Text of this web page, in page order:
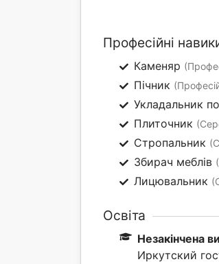
Професійні
Каменяр
Пічник
Укладальник
Плиточник
Стропальник
Збирач меблів
Лицювальник
Освіта
Незакінчена
Иркутский